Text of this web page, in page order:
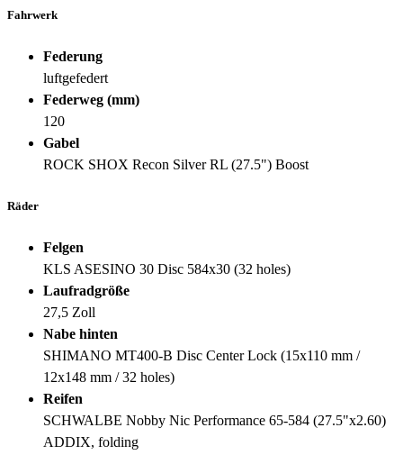
Fahrwerk
Federung
luftgefedert
Federweg (mm)
120
Gabel
ROCK SHOX Recon Silver RL (27.5") Boost
Räder
Felgen
KLS ASESINO 30 Disc 584x30 (32 holes)
Laufradgröße
27,5 Zoll
Nabe hinten
SHIMANO MT400-B Disc Center Lock (15x110 mm /
12x148 mm / 32 holes)
Reifen
SCHWALBE Nobby Nic Performance 65-584 (27.5"x2.60)
ADDIX, folding